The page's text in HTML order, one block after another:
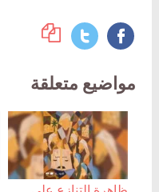
مواضيع متعلقة